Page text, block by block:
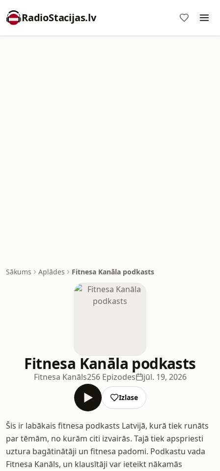
RadioStacijas.lv
Sākums Aplādes Fitnesa Kanāla podkasts
Fitnesa Kanāla podkasts
Fitnesa Kanāls256 Epizodes jūl. 19, 2026
Izlase
Šis ir labākais fitnesa podkasts Latvijā, kurā tiek runāts
par tēmām, no kurām citi izvairās. Tajā tiek apspriesti
uztura bagātinātāji un fitnesa padomi. Podkastu vada
Fitnesa Kanāls, un klausītāji var ieteikt nākamās